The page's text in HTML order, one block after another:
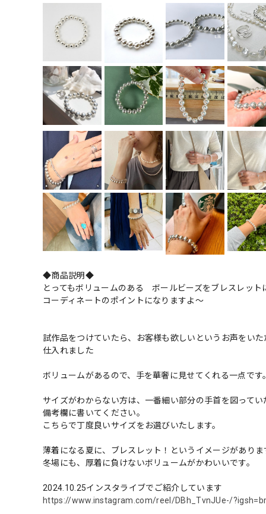
◆商品説明◆
とってもボリュームのある ボールビーズをブレスレット
コーディネートのポイントになりますよ〜
試作品をつけていたら、お客様も欲しいというお声をいた
仕入れました
ボリュームがあるので、手を華奢に見せてくれる一点です。
サイズがわからない方は、一番細い部分の手首を図ってい
備考欄に書いてください。
こちらで丁度良いサイズをお選びいたします。
薄着になる夏に、ブレスレット！というイメージがありま
冬場にも、厚着に負けないボリュームがかわいいです。
2024.10.25インスタライブでご紹介しています
https://www.instagram.com/reel/DBh_TvnJUe-/